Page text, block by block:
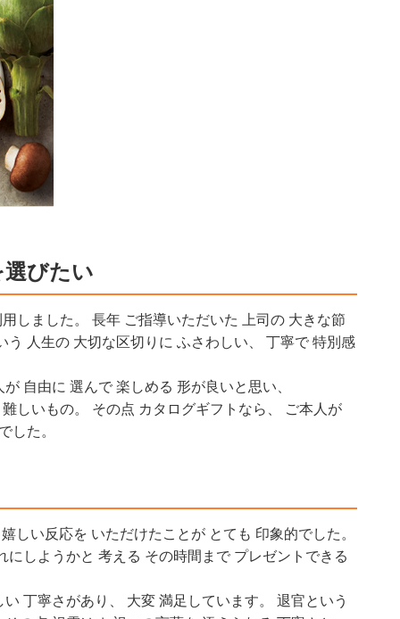
びたい
しました。 長年 ご指導いただいた 上司の 大きな節
人生の 大切な区切りに ふさわしい、 丁寧で 特別感
自由に 選んで 楽しめる 形が良いと思い、
しいもの。 その点 カタログギフトなら、 ご本人が
した。
しい反応を いただけたことが とても 印象的でした。
しようかと 考える その時間まで プレゼントできる
丁寧さがあり、 大変 満足しています。 退官という